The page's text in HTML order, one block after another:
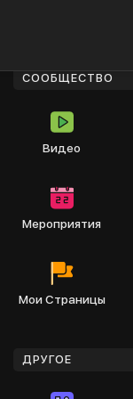
СООБЩЕСТВО
Видео
Мероприятия
Мои Страницы
ДРУГОЕ